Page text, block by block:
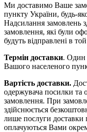
Ми доставимо Ваше
пункту України, будь-
Надсилання замовлень
замовлення, які були
будуть відправлені в
Термін доставки. Один
Вашого населеного
Вартість доставки.
одержувача посилки та
замовлення. При
здійснюється
лише послуги доставки
оплачуються Вами